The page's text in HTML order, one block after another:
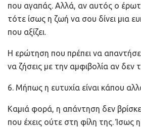
που αγαπάς. Αλλά, αν αυτός ο
τότε ίσως η ζωή να σου δίνει μια
που αξίζει.
Η ερώτηση που πρέπει να
να ζήσεις με την αμφιβολία αν δεν
6. Μήπως η ευτυχία είναι κάπου
Καμιά φορά, η απάντηση δεν
που έχεις ούτε στη φίλη της. Ίσως